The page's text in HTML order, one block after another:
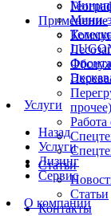
Применение
прочее)
Работа
Статьи
Статьи
Контакты
Мини-
Услуги
Назад
Услуги
Лизинг
Сервис
О компании